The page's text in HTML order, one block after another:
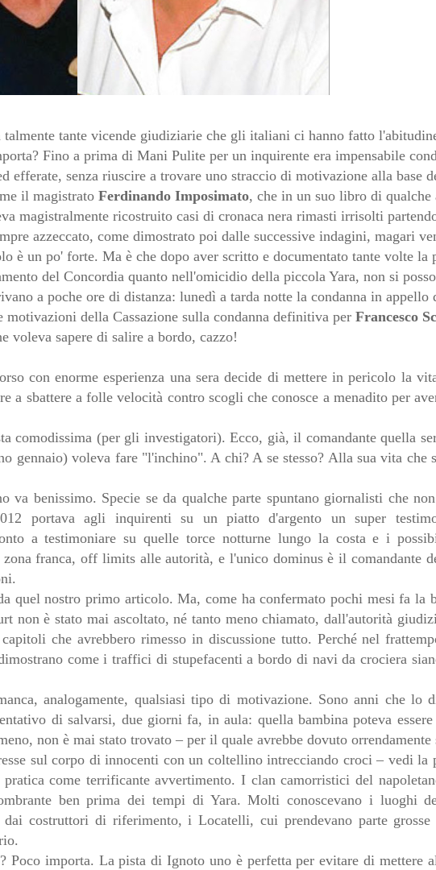
tante vicende giudiziarie che gli italiani ci hanno fatto
Fino a prima di Mani Pulite per un inquirente era impensabile
efferate, senza riuscire a trovare uno straccio di motivazione alla base
il magistrato Ferdinando Imposimato, che in un suo libro di qualche
magistralmente ricostruito casi di cronaca nera rimasti irrisolti
azzeccato, come dimostrato poi dalle successive indagini, magari
è un po' forte. Ma è che dopo aver scritto e documentato tante volte la
del Concordia quanto nell'omicidio della piccola Yara, non si
a poche ore di distanza: lunedì a tarda notte la condanna in appello
della Cassazione sulla condanna definitiva per Francesco
voleva sapere di salire a bordo, cazzo!
con enorme esperienza una sera decide di mettere in pericolo la
a sbattere a folle velocità contro scogli che conosce a menadito per
comodissima (per gli investigatori). Ecco, già, il comandante quella
gennaio) voleva fare "l'inchino". A chi? A se stesso? Alla sua vita che
va benissimo. Specie se da qualche parte spuntano giornalisti che non
portava agli inquirenti su un piatto d'argento un super
a testimoniare su quelle torce notturne lungo la costa e i
franca, off limits alle autorità, e l'unico dominus è il comandante
quel nostro primo articolo. Ma, come ha confermato pochi mesi fa la
non è stato mai ascoltato, né tanto meno chiamato, dall'autorità
che avrebbero rimesso in discussione tutto. Perché nel
come i traffici di stupefacenti a bordo di navi da crociera
analogamente, qualsiasi tipo di motivazione. Sono anni che lo
di salvarsi, due giorni fa, in aula: quella bambina poteva
non è mai stato trovato – per il quale avrebbe dovuto orrendamente
sul corpo di innocenti con un coltellino intrecciando croci – vedi la
come terrificante avvertimento. I clan camorristici del
ben prima dei tempi di Yara. Molti conoscevano i luoghi
costruttori di riferimento, i Locatelli, cui prendevano parte
Poco importa. La pista di Ignoto uno è perfetta per evitare di mettere